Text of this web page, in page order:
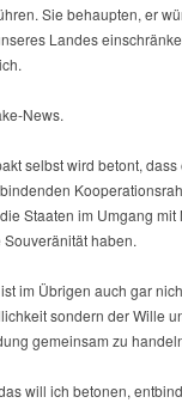
Sie behaupten, er
Landes
News.
selbst wird betont, dass
Staaten im Umgang mit
haben.
im Übrigen auch gar
sondern der Wille
gemeinsam zu
will ich betonen,